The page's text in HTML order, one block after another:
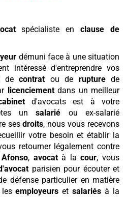
spécialiste enclause de
démuni face à une situation
intéressé d'entreprendre vos
de contrat ou de rupturede
licenciementdans un meilleur
d'avocats est à votre
unsalarié ou ex-salarié
sesdroits, nous vous recevons
votre besoin et établir la
retourner légalement contre
, avocatà lacour, vous
parisien pour écouter et
défense particulier en matière
lesemployeurs etsalariés à la